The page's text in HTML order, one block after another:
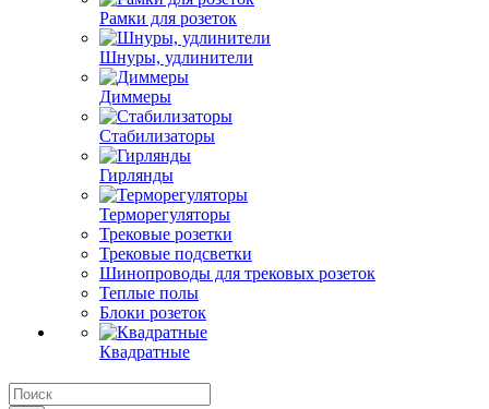
Рамки для розеток
Шнуры, удлинители
Диммеры
Стабилизаторы
Гирлянды
Терморегуляторы
Трековые розетки
Трековые подсветки
Шинопроводы для трековых розеток
Теплые полы
Блоки розеток
Квадратные